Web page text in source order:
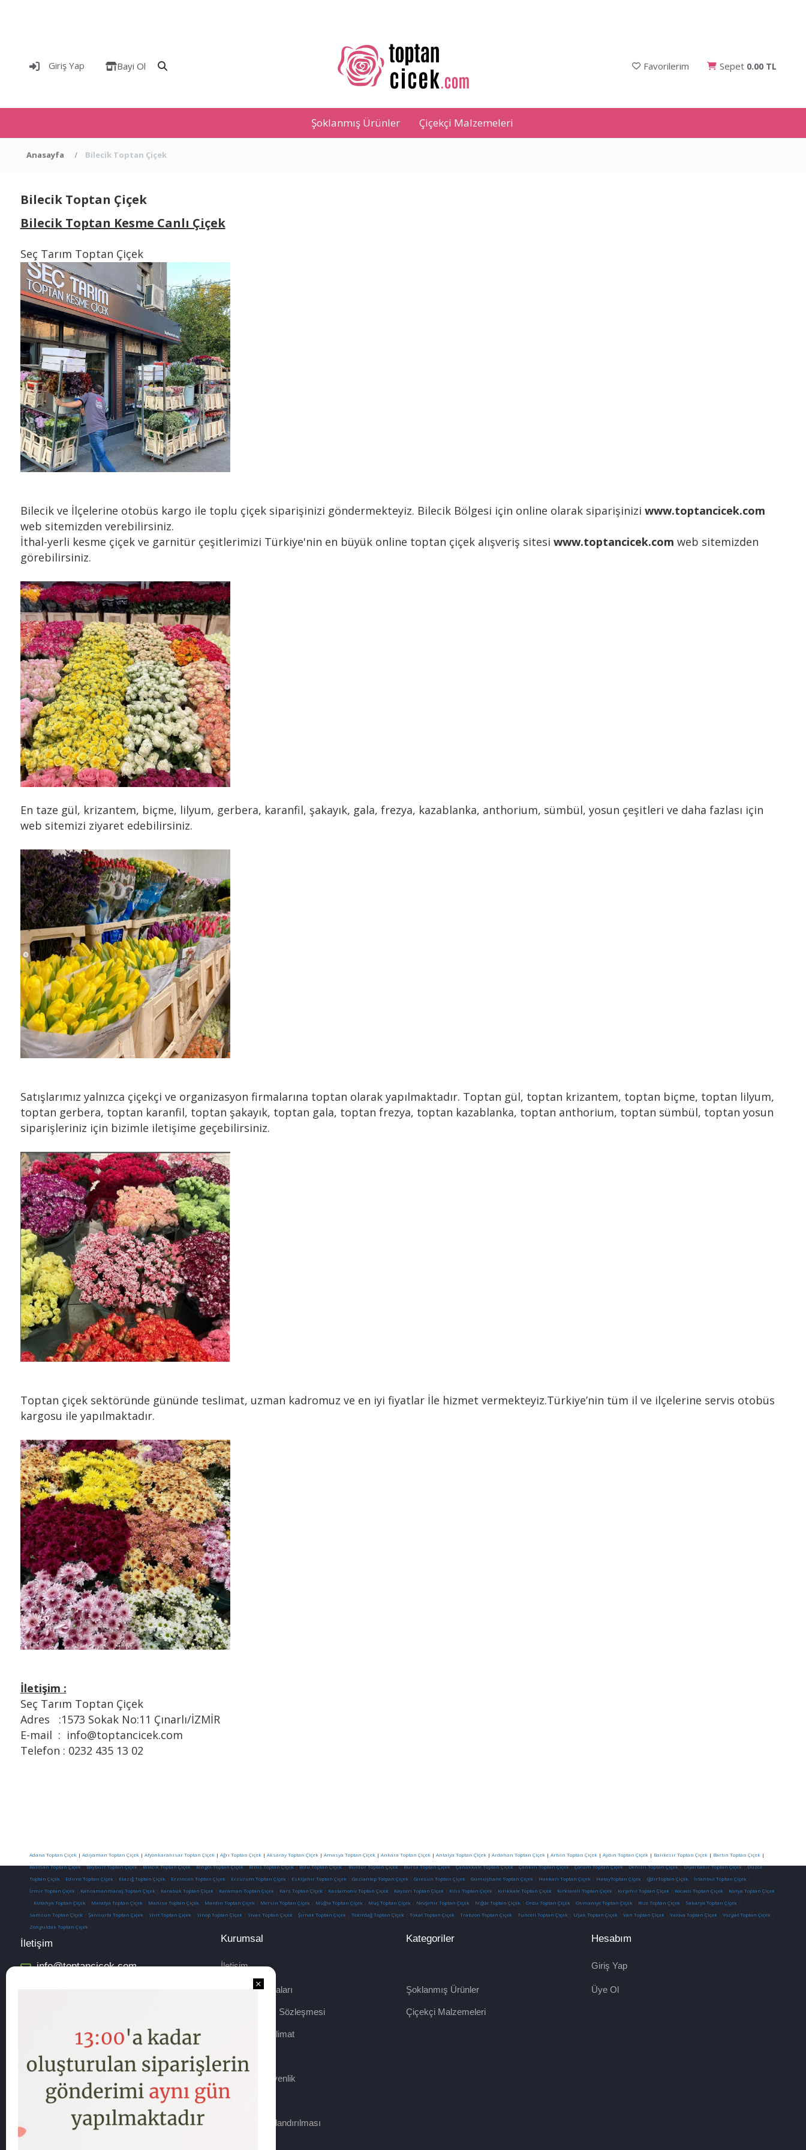
Giriş Yap Bayi Ol Favorilerim Sepet 0.00 TL
Şoklanmış Ürünler Çiçekçi Malzemeleri
Anasayfa Bilecik Toptan Çiçek
Bilecik Toptan Çiçek
Bilecik Toptan Kesme Canlı Çiçek
Seç Tarım Toptan Çiçek
Bilecik ve İlçelerine otobüs kargo ile toplu çiçek siparişinizi göndermekteyiz. Bilecik Bölgesi için online olarak siparişinizi www.toptancicek.com
web sitemizden verebilirsiniz.
İthal-yerli kesme çiçek ve garnitür çeşitlerimizi Türkiye'nin en büyük online toptan çiçek alışveriş sitesi www.toptancicek.com web sitemizden
görebilirsiniz.
En taze gül, krizantem, biçme, lilyum, gerbera, karanfil, şakayık, gala, frezya, kazablanka, anthorium, sümbül, yosun çeşitleri ve daha fazlası için
web sitemizi ziyaret edebilirsiniz.
Satışlarımız yalnızca çiçekçi ve organizasyon firmalarına toptan olarak yapılmaktadır. Toptan gül, toptan krizantem, toptan biçme, toptan lilyum,
toptan gerbera, toptan karanfil, toptan şakayık, toptan gala, toptan frezya, toptan kazablanka, toptan anthorium, toptan sümbül, toptan yosun
siparişleriniz için bizimle iletişime geçebilirsiniz.
Toptan çiçek sektöründe gününde teslimat, uzman kadromuz ve en iyi fiyatlar İle hizmet vermekteyiz.Türkiye’nin tüm il ve ilçelerine servis otobüs
kargosu ile yapılmaktadır.
İletişim :
Seç Tarım Toptan Çiçek
Adres :1573 Sokak No:11 Çınarlı/İZMİR
E-mail : info@toptancicek.com
Telefon : 0232 435 13 02
Adana Toptan Çiçek| Adıyaman Toptan Çiçek| Afyonkarahisar Toptan Çiçek| Ağrı Toptan Çiçek| Aksaray Toptan Çiçek| Amasya Toptan Çiçek| Ankara Toptan Çiçek| Antalya Toptan Çiçek| Ardahan Toptan Çiçek| Artvin Toptan Çiçek| Aydın Toptan Çiçek| Balıkesir Toptan Çiçek| Bartın Toptan Çiçek|
Batman Toptan Çiçek|Bayburt Toptan Çiçek|Bilecik Toptan Çiçek|Bingöl Toptan Çiçek|Bitlis Toptan Çiçek|Bolu Toptan Çiçek|Burdur Toptan Çiçek|Bursa Toptan Çiçek|Çanakkale Toptan Çiçek|Çankırı Toptan Çiçek|Çorum Toptan Çiçek|Denizli Toptan Çiçek|Diyarbakır Toptan Çiçek|Düzce
Toptan Çiçek
Edirne Toptan Çiçek Elazığ Toptan Çiçek Erzincan Toptan Çiçek Erzurum Toptan Çiçek Eskişehir Toptan Çiçek Gaziantep Totpan Çiçek Giresun Toptan Çiçek Gümüşhane Toptan Çiçek Hakkari Toptan Çiçek HatayToptan Çiçek IğdırToptan Çiçek İstanbul Toptan Çiçek
İzmir Toptan Çiçek
Kahramanmaraş Toptan Çiçek Karabük Toptan Çiçek Karaman Toptan Çiçek Kars Toptan Çiçek Kastamonu Toptan Çiçek Kayseri Toptan Çiçek Kilis Toptan Çiçek Kırıkkale Toptan Çiçek Kırklareli Toptan Çiçek Kırşehir Toptan Çiçek Kocaeli Toptan Çiçek
Konya Toptan Çiçek
Kütahya Toptan Çiçek Malatya Toptan Çiçek Manisa Toptan Çiçek Mardin Toptan Çiçek Mersin Toptan Çiçek Muğla Toptan Çiçek Muş Toptan Çiçek Nevşehir Toptan Çiçek Niğde Toptan Çiçek Ordu Toptan Çiçek Osmaniye Toptan Çiçek Rize Toptan Çiçek Sakarya Toptan Çiçek
Samsun Toptan Çiçek
Şanlıurfa Toptan Çiçek Siirt Toptan Çiçek Sinop Toptan Çiçek Sivas Toptan Çiçek Şırnak Toptan Çiçek Tekirdağ Toptan Çiçek Tokat Toptan Çiçek Trabzon Toptan Çiçek Tunceli Toptan Çiçek Uşak Toptan Çiçek Van Toptan Çiçek Yalova Toptan Çiçek Yozgat Toptan Çiçek
Zonguldak Toptan Çiçek
İletişim
info@toptancicek.com
Kurumsal
İletişim
Hesap Numaraları
Mesafeli Satış Sözleşmesi
Sipariş ve Teslimat
İade/Değişim
Gizlilik ve Güvenlik
Hakkımızda
Sipariş Faturalandırılması
Kategoriler
Şoklanmış Ürünler
Çiçekçi Malzemeleri
Hesabım
Giriş Yap
Üye Ol